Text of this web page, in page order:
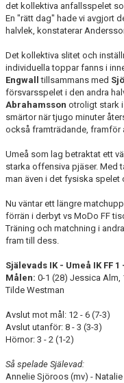
det kollektiva anfallsspelet
En "rätt dag" hade vi avgjort
halvlek, konstaterar
Det kollektiva slitet och
individuella toppar fanns i
Engwall
tillsammans med
försvarsspelet i den andra
Abrahamsson otroligt stark
smärtor när tjugo minuter
också framträdande, framför
Umeå som lag betraktat ett
starka offensiva pjäser. Med
man även i det fysiska spelet
Nu väntar ett längre
förrän i derbyt vs MoDo FF
Träning och matchning i
fram till dess.
Själevads IK - Umeå IK FF 1
Målen: 0-1 (28) Jessica Alm,
Tilde Westman
Avslut mot mål: 12 - 6 (7-3)
Avslut utanför: 8 - 3 (3-3)
Hörnor: 3 - 2 (1-2)
Så spelade Själevad:
Annelie Sjöroos (mv) -